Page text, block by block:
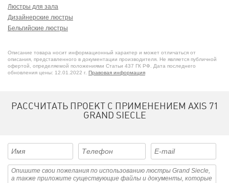
Люстры для зала
Дизайнерские люстры
Бельгийские люстры
Описание товара носит информационный характер и может отличаться от
описания, представленного в документации производителя. Не является публичной
офертой, определяемой положениями Статьи 437 ГК РФ. Дата последнего
обновления цены: 12.01.2022 г. Правовая информация
РАССЧИТАТЬ ПРОЕКТ С ПРИМЕНЕНИЕМ AXIS 71
GRAND SIECLE